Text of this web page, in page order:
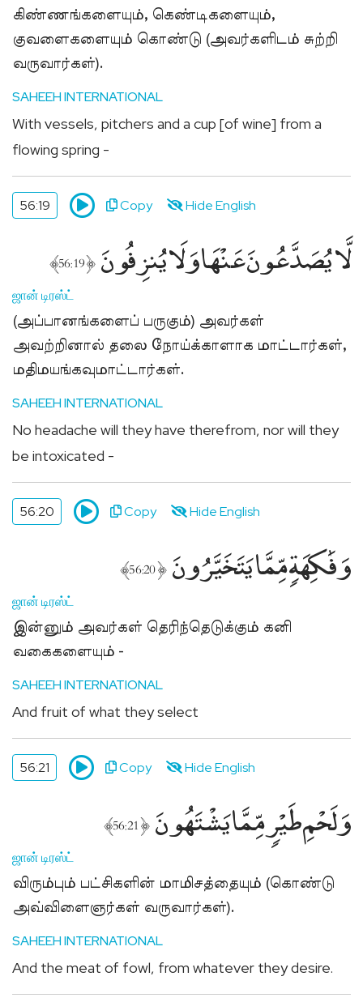
கிண்ணங்களையும், கெண்டிகளையும்,
குவளைகளையும் கொண்டு (அவர்களிடம் சுற்றி
வருவார்கள்).
SAHEEH INTERNATIONAL
With vessels, pitchers and a cup [of wine] from a
flowing spring -
56:19 Copy Hide English
لَّا يُصَدَّعُونَ عَنْهَا وَلَا يُنزِفُونَ ﴿56:19﴾
ஜான் டிரஸ்ட்
(அப்பானங்களைப் பருகும்) அவர்கள்
அவற்றினால் தலை நோய்க்காளாக மாட்டார்கள்,
மதிமயங்கவுமாட்டார்கள்.
SAHEEH INTERNATIONAL
No headache will they have therefrom, nor will they
be intoxicated -
56:20 Copy Hide English
وَفَٰكِهَةٍۢ مِّمَّا يَتَخَيَّرُونَ ﴿56:20﴾
ஜான் டிரஸ்ட்
இன்னும் அவர்கள் தெரிந்தெடுக்கும் கனி
வகைகளையும் -
SAHEEH INTERNATIONAL
And fruit of what they select
56:21 Copy Hide English
وَلَحْمِ طَيْرٍۢ مِّمَّا يَشْتَهُونَ ﴿56:21﴾
ஜான் டிரஸ்ட்
விரும்பும் பட்சிகளின் மாமிசத்தையும் (கொண்டு
அவ்விளைஞர்கள் வருவார்கள்).
SAHEEH INTERNATIONAL
And the meat of fowl, from whatever they desire.